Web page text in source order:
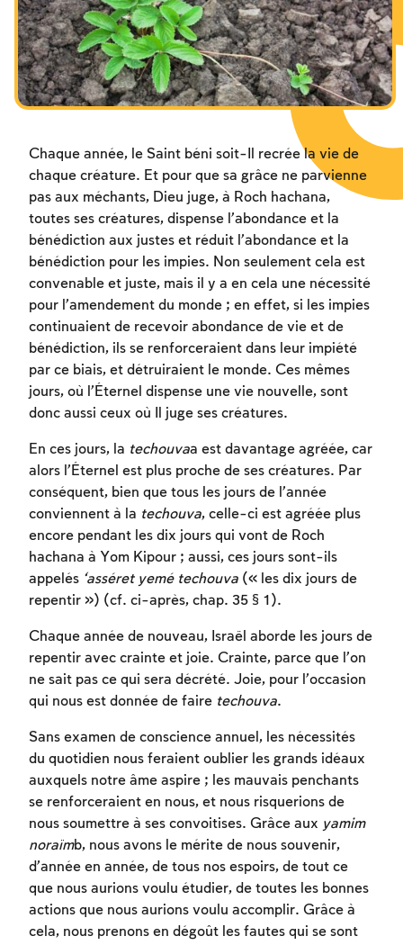
Les jeûnes liés à la destruction du Temple
Hanouca
Pourim
Chaque année, le Saint béni soit-Il recrée la vie de
chaque créature. Et pour que sa grâce ne parvienne
pas aux méchants, Dieu juge, à Roch hachana,
toutes ses créatures, dispense l’abondance et la
bénédiction aux justes et réduit l’abondance et la
bénédiction pour les impies. Non seulement cela est
convenable et juste, mais il y a en cela une nécessité
pour l’amendement du monde ; en effet, si les impies
continuaient de recevoir abondance de vie et de
bénédiction, ils se renforceraient dans leur impiété
par ce biais, et détruiraient le monde. Ces mêmes
jours, où l’Éternel dispense une vie nouvelle, sont
donc aussi ceux où Il juge ses créatures.
En ces jours, la techouvaa est davantage agréée, car
alors l’Éternel est plus proche de ses créatures. Par
conséquent, bien que tous les jours de l’année
conviennent à la techouva, celle-ci est agréée plus
encore pendant les dix jours qui vont de Roch
hachana à Yom Kipour ; aussi, ces jours sont-ils
appelés ‘asséret yemé techouva (« les dix jours de
repentir ») (cf. ci-après, chap. 35 § 1).
Chaque année de nouveau, Israël aborde les jours de
repentir avec crainte et joie. Crainte, parce que l’on
ne sait pas ce qui sera décrété. Joie, pour l’occasion
qui nous est donnée de faire techouva.
Sans examen de conscience annuel, les nécessités
du quotidien nous feraient oublier les grands idéaux
auxquels notre âme aspire ; les mauvais penchants
se renforceraient en nous, et nous risquerions de
nous soumettre à ses convoitises. Grâce aux yamim
noraïmb, nous avons le mérite de nous souvenir,
d’année en année, de tous nos espoirs, de tout ce
que nous aurions voulu étudier, de toutes les bonnes
actions que nous aurions voulu accomplir. Grâce à
cela, nous prenons en dégoût les fautes qui se sont
Inscription requise
Afin d'enregistrer ce que vous avez étudié,
vous devez vous connectez ou vous
inscrire.
Inscription Connexion